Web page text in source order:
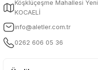
Köşklüçeşme Mahallesi
KOCAELİ
info@aletler.com.tr
0262 606 05 36